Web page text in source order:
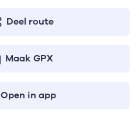
Deel route
Maak GPX
Open in app